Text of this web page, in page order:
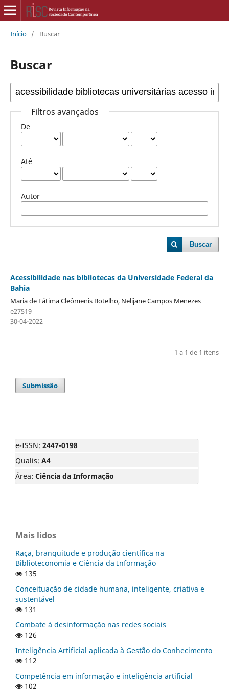
Início / Buscar
Buscar
Filtros avançados
De
Até
Autor
Buscar
Acessibilidade nas bibliotecas da Universidade Federal da
Bahia
Maria de Fátima Cleômenis Botelho, Nelijane Campos Menezes
e27519
30-04-2022
1 a 1 de 1 itens
Submissão
e-ISSN: 2447-0198
Qualis: A4
Área: Ciência da Informação
Mais lidos
Raça, branquitude e produção científica na
Biblioteconomia e Ciência da Informação
135
Conceituação de cidade humana, inteligente, criativa e
sustentável
131
Combate à desinformação nas redes sociais
126
Inteligência Artificial aplicada à Gestão do Conhecimento
112
Competência em informação e inteligência artificial
102